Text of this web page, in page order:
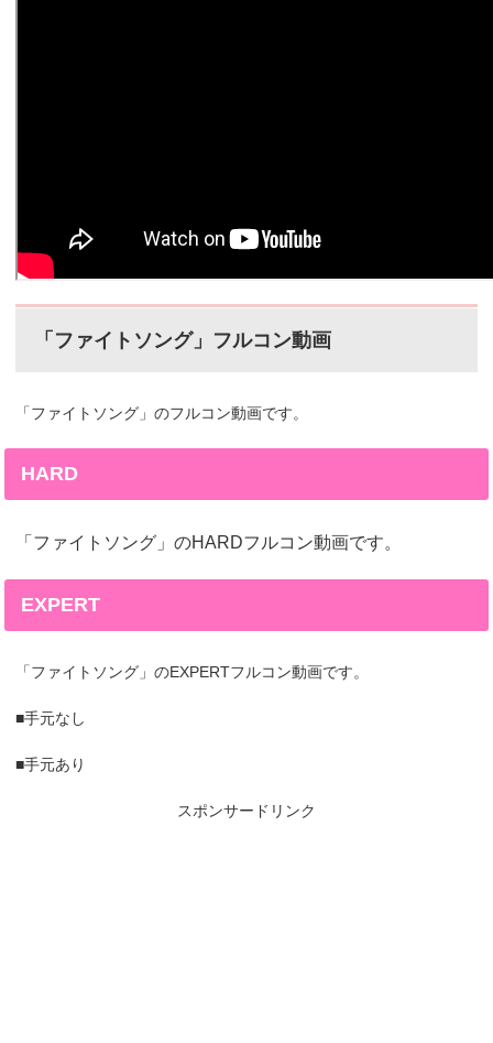
「ファイトソング」フルコン動画
「ファイトソング」のフルコン動画です。
HARD
「ファイトソング」のHARDフルコン動画です。
EXPERT
「ファイトソング」のEXPERTフルコン動画です。
■手元なし
■手元あり
スポンサードリンク